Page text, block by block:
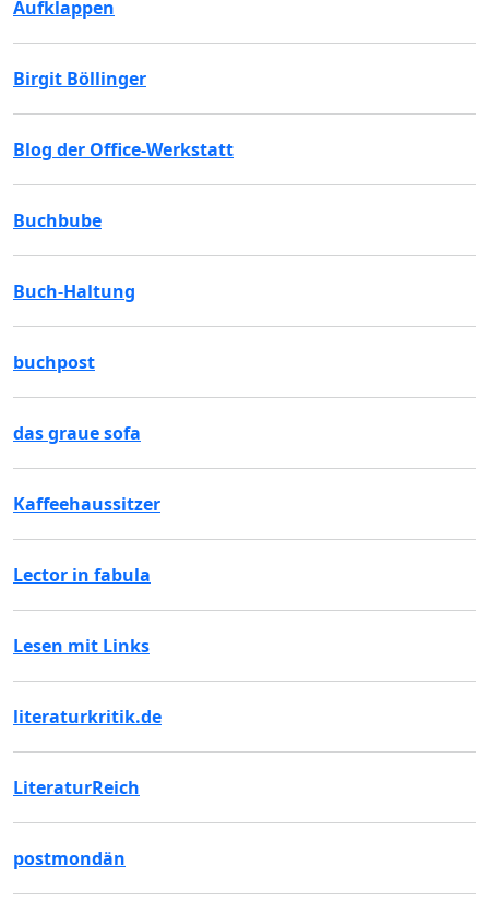
Aufklappen
Birgit Böllinger
Blog der Office-Werkstatt
Buchbube
Buch-Haltung
buchpost
das graue sofa
Kaffeehaussitzer
Lector in fabula
Lesen mit Links
literaturkritik.de
LiteraturReich
postmondän